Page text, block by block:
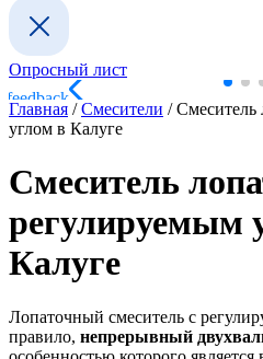
Опросный лист
Главная /Смесители /Смеситель
углом в Калуге
Смеситель
регулируемым
Калуге
Лопаточный смеситель с
правило, непрерывный